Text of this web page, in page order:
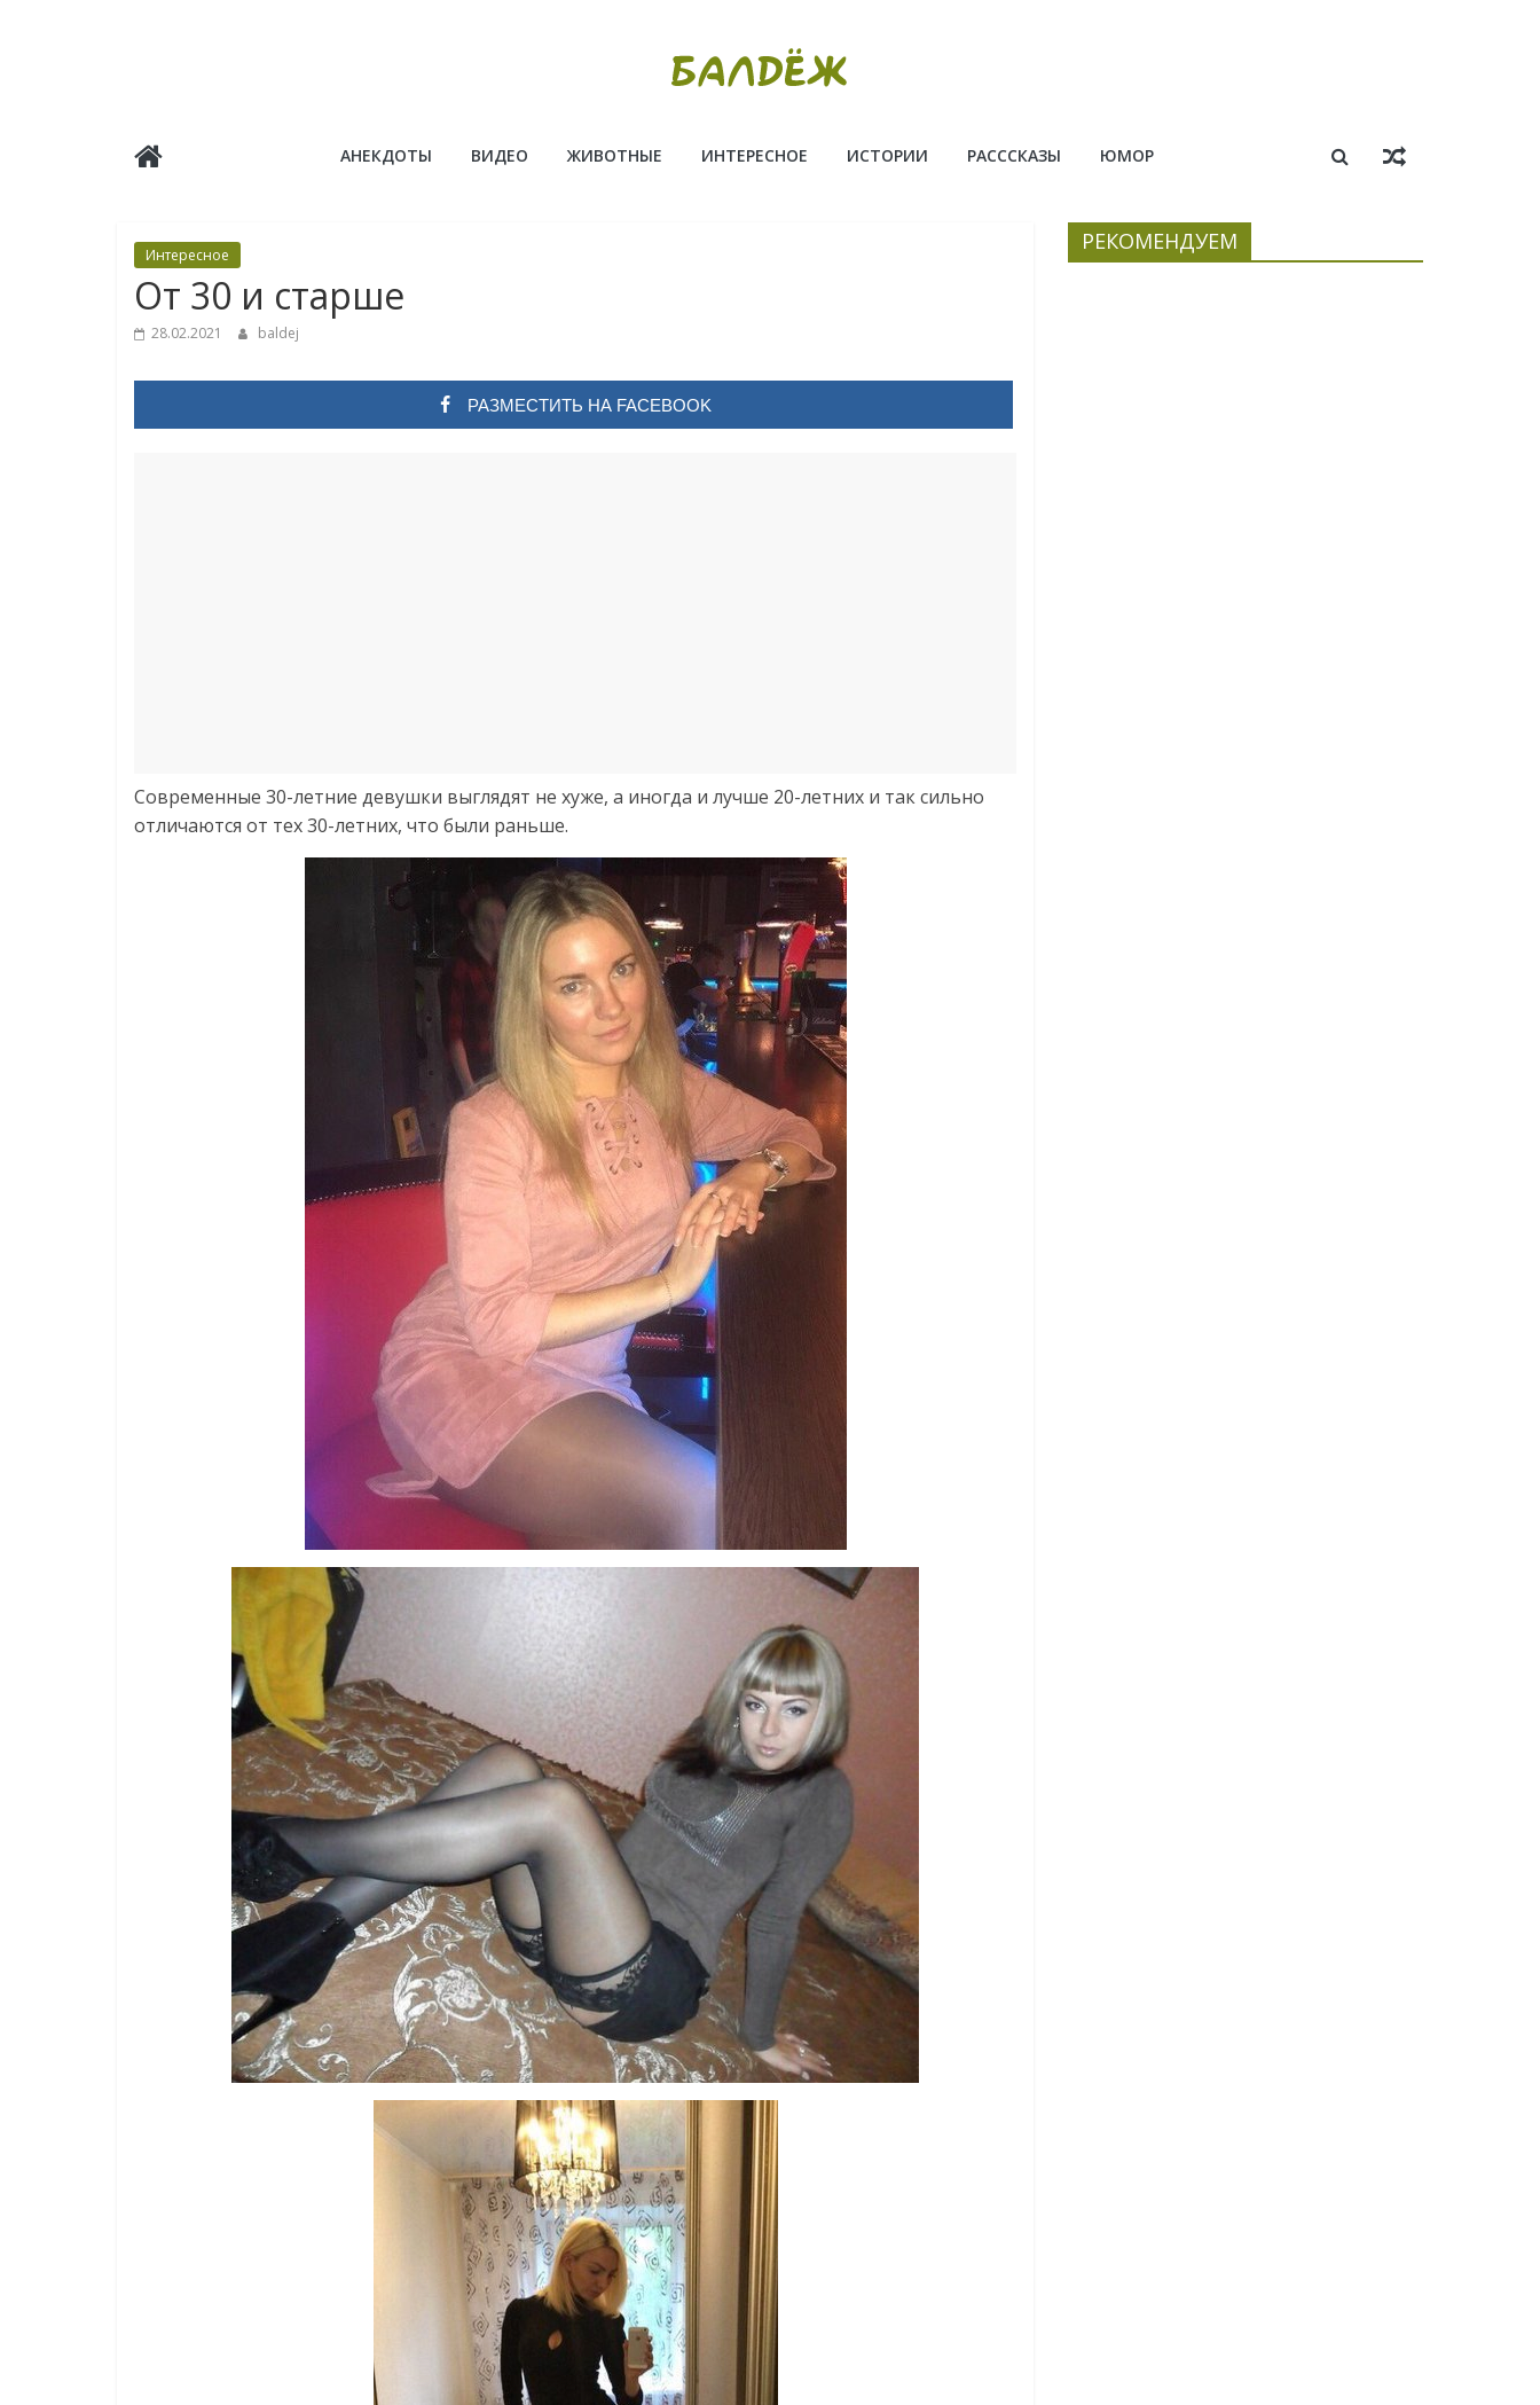
Балдёж АНЕКДОТЫ ВИДЕО ЖИВОТНЫЕ ИНТЕРЕСНОЕ ИСТОРИИ РАСССКАЗЫ ЮМОР
Интересное
От 30 и старше
28.02.2021 baldej
РАЗМЕСТИТЬ НА FACEBOOK
Cовременные 30-летние девушки выглядят не хуже, а иногда и лучше 20-летних и так сильно
отличаются от тех 30-летних, что были раньше.
РЕКОМЕНДУЕМ